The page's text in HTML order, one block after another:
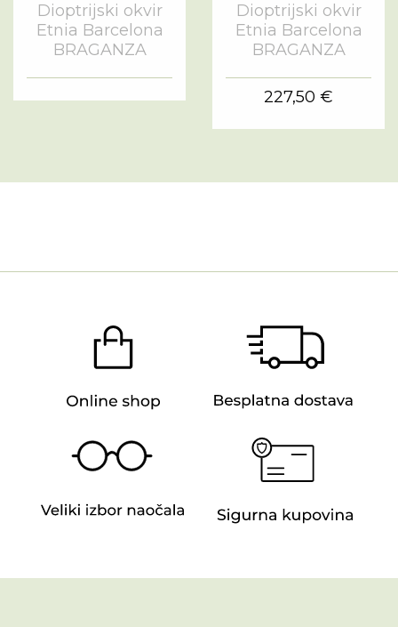
Dioptrijski okvir
Etnia Barcelona
BRAGANZA
Dioptrijski okvir
Etnia Barcelona
BRAGANZA
227,50 €